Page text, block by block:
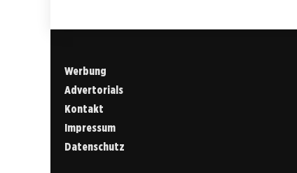
Werbung
Advertorials
Kontakt
Impressum
Datenschutz